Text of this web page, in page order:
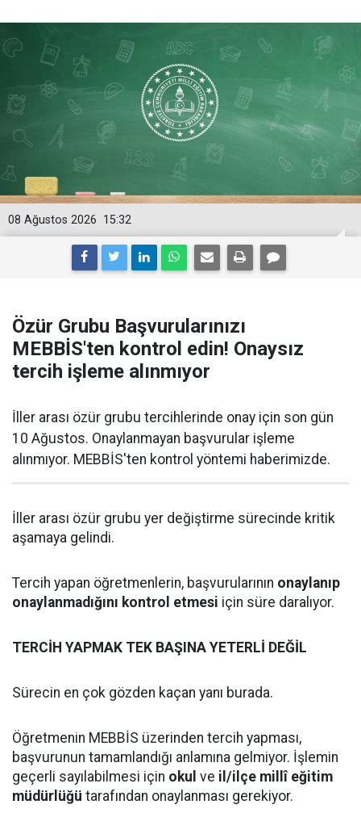
15:32
08 Ağustos 2026
Özür Grubu Başvurularınızı
MEBBİS'ten kontrol edin! Onaysız
tercih işleme alınmıyor
İller arası özür grubu tercihlerinde onay için son gün
10 Ağustos. Onaylanmayan başvurular işleme
alınmıyor. MEBBİS'ten kontrol yöntemi haberimizde.
İller arası özür grubu yer değiştirme sürecinde kritik
aşamaya gelindi.
Tercih yapan öğretmenlerin, başvurularının onaylanıp
onaylanmadığını kontrol etmesi için süre daralıyor.
TERCİH YAPMAK TEK BAŞINA YETERLİ DEĞİL
Sürecin en çok gözden kaçan yanı burada.
Öğretmenin MEBBİS üzerinden tercih yapması,
başvurunun tamamlandığı anlamına gelmiyor. İşlemin
geçerli sayılabilmesi için okul ve il/ilçe millî eğitim
müdürlüğü tarafından onaylanması gerekiyor.